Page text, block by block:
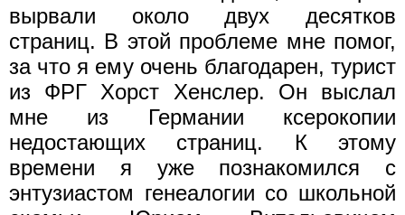
вырвали около двух десятков
страниц. В этой проблеме мне помог,
за что я ему очень благодарен, турист
из ФРГ Хорст Хенслер. Он выслал
мне из Германии ксерокопии
недостающих страниц. К этому
времени я уже познакомился с
энтузиастом генеалогии со школьной